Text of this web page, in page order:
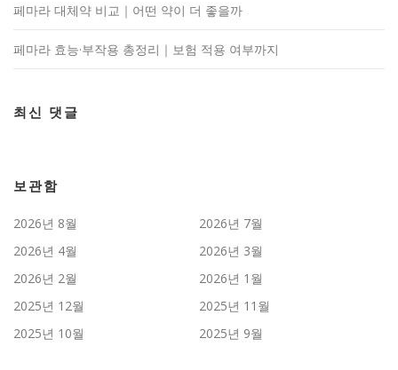
페마라 대체약 비교｜어떤 약이 더 좋을까
페마라 효능·부작용 총정리｜보험 적용 여부까지
최신 댓글
보관함
2026년 8월
2026년 7월
2026년 4월
2026년 3월
2026년 2월
2026년 1월
2025년 12월
2025년 11월
2025년 10월
2025년 9월